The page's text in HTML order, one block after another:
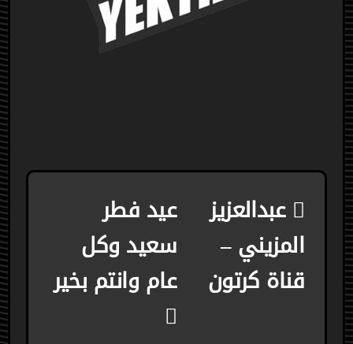
تصفّح
المقالات
عبدالعزيز
المزيني –
قناة كرتون
عيد فطر
سعيد وكل
عام وانتم بخير